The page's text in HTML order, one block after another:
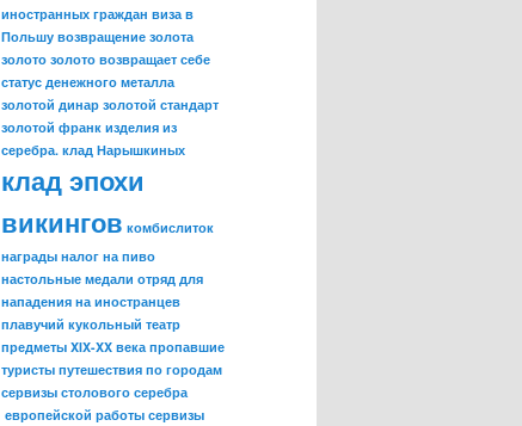
иностранных граждан виза в
Польшу возвращение золота
золото золото возвращает себе
статус денежного металла
золотой динар золотой стандарт
золотой франк изделия из
серебра. клад Нарышкиных
клад эпохи
викингов комбислиток
награды налог на пиво
настольные медали отряд для
нападения на иностранцев
плавучий кукольный театр
предметы XIX-XX века пропавшие
туристы путешествия по городам
сервизы столового серебра
европейской работы сервизы